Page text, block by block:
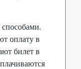
оплату в
билет в